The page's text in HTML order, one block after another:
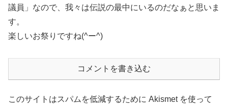
議員」なので、我々は伝説の最中にいるのだなぁと思いま
す。
楽しいお祭りですね(^ー^)
コメントを書き込む
このサイトはスパムを低減するために Akismet を使って